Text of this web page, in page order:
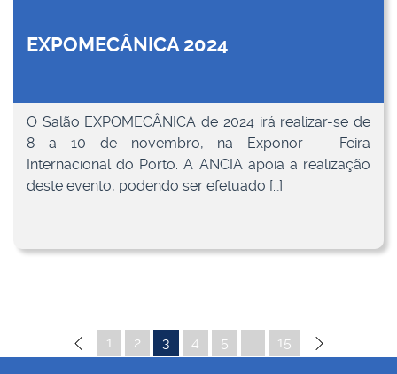
EXPOMECÂNICA 2024
O Salão EXPOMECÂNICA de 2024 irá realizar-se de
8 a 10 de novembro, na Exponor – Feira
Internacional do Porto. A ANCIA apoia a realização
deste evento, podendo ser efetuado […]
1 2 3 4 5 … 15